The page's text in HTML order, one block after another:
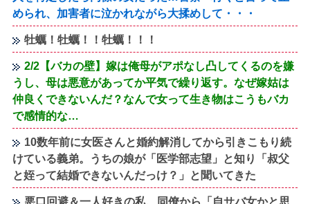
められ、加害者に泣かれながら大揉めして・・・
牡蠣！牡蠣！！牡蠣！！！
2/2【バカの壁】嫁は俺母がアポなし凸してくるのを嫌
うし、母は悪意があってか平気で繰り返す。なぜ嫁姑は
仲良くできないんだ？なんで女って生き物はこうもバカ
で感情的な…
10数年前に女医さんと婚約解消してから引きこもり続
けている義弟。うちの娘が「医学部志望」と知り「叔父
と姪って結婚できないんだっけ？」と聞いてきた
悪口回避＆一人好きの私、同僚から「自サバ女かと思